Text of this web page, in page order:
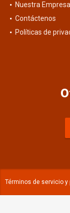
Nuestra Empresa
Contáctenos
Políticas de
Términos de servicio y